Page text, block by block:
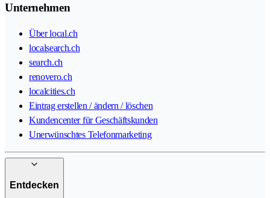
Unternehmen
Über local.ch
localsearch.ch
search.ch
renovero.ch
localcities.ch
Eintrag erstellen / ändern / löschen
Kundencenter für Geschäftskunden
Unerwünschtes Telefonmarketing
Entdecken